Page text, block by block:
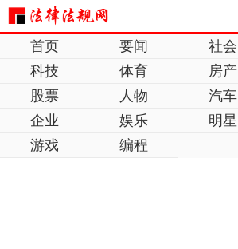
首页
要闻 社会
科技
体育 房产
股票
人物 汽车
企业
娱乐 明星
游戏
编程